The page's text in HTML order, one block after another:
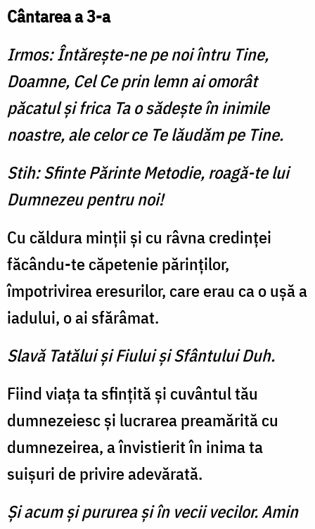
Cântarea a 3-a
Irmos: Întăreşte-ne pe noi întru Tine,
Doamne, Cel Ce prin lemn ai omorât
păcatul şi frica Ta o sădeşte în inimile
noastre, ale celor ce Te lăudăm pe Tine.
Stih: Sfinte Părinte Metodie, roagă-te lui
Dumnezeu pentru noi!
Cu căldura minţii şi cu râvna credinţei
făcându-te căpetenie părinţilor,
împotrivirea eresurilor, care erau ca o uşă a
iadului, o ai sfărâmat.
Slavă Tatălui şi Fiului şi Sfântului Duh.
Fiind viaţa ta sfinţită şi cuvântul tău
dumnezeiesc şi lucrarea preamărită cu
dumnezeirea, a învistierit în inima ta
suişuri de privire adevărată.
Şi acum şi pururea şi în vecii vecilor. Amin